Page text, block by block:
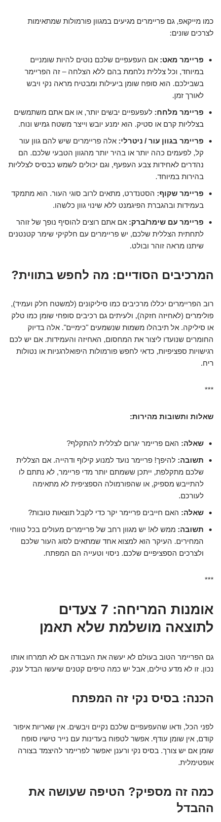
כמו מייקאפ, גם פריימרים מגיעים במגוון פורמולות שמתאימות
לצרכים שונים:
פריימר מאט: אם העפעפיים שלכם נוטים להיות שומניים
במיוחד, וכל צללית נלחמת בהם ללא הצלחה – זה הפריימר
בשבילכם. הוא סופח שומן ביעילות ומבטיח מראה נקי ויבש
לאורך זמן.
פריימר מלחח: לעפעפיים יבשים יותר, או אם אתם משתמשים
בצלליות קרם או סטיק. הוא ימנע יובש וייצר משטח גמיש ונוח.
פריימר בגוון עור / ניטרלי: אלה פריימרים שיש להם גוון עור
קל, לפעמים כהה יותר או בהיר יותר מהגוון הטבעי שלכם. הם
נהדרים לאחידות צבע העפעף, וגם יכולים לשמש כבסיס לצלליות
בהירות במיוחד.
פריימר שקוף: הסטנדרט, מתאים לרוב סוגי העור. הוא מתמקד
בעמידות ובהגברת הפיגמנט ללא שינוי גוון כלשהו.
פריימר עם שימר/ברק: אם אתם רוצים להוסיף נופך של זוהר
לתחתית הצללית שלכם, יש פריימרים עם חלקיקי שימר קטנטנים
שיתנו מראה זוהר ובולט.
המרכיבים הסודיים: מה לחפש בתווית?
רוב הפריימרים יכללו מרכיבים כמו סיליקונים (למשטח חלק ועמיד),
פולימרים (לאחיזה חזקה), ולעיתים גם רכיבים סופחי שומן כמו טלק
או סיליקה. אל תיבהלו משמות שנשמעים "כימיים". אלה בדיוק
החומרים שנועדו ליצור את המחסום, האחיזה והעמידות. אם יש לכם
רגישויות ספציפיות, כדאי לחפש פורמולות היפואלרגניות או נטולות
ריח.
***
שאלות ותשובות מהירות:
שאלה: האם פריימר יגרום לצללית להתקלף?
תשובה: להיפך! פריימר נועד למנוע קילוף ודהייה. אם הצללית
שלכם מתקלפת, ייתכן ששמתם יותר מדי פריימר, לא נתתם לו
להתייבש מספיק, או שהפורמולה הספציפית לא מתאימה
לעורכם.
שאלה: האם חייבים פריימר יקר כדי לקבל תוצאות טובות?
תשובה: ממש לא! יש מגוון רחב של פריימרים מעולים בכל טווחי
המחירים. העיקר הוא למצוא אחד שמתאים לסוג העור שלכם
ולצרכים הספציפיים שלכם. ניסוי וטעייה הם המפתח.
***
אומנות המריחה: 7 צעדים
לתוצאה מושלמת שלא תאמן
גם הפריימר הטוב בעולם לא יעשה את העבודה אם לא תמרחו אותו
נכון. זו לא מדע טילים, אבל יש כמה טיפים קטנים שיעשו הבדל ענק.
הכנה: בסיס נקי זה המפתח
לפני הכל, ודאו שהעפעפיים שלכם נקיים ויבשים. אין שאריות איפור
קודם, אין שומן עודף. אפשר לטפוח בעדינות עם נייר טישיו סופח
שומן אם יש צורך. בסיס נקי ורענן יאפשר לפריימר להיצמד בצורה
אופטימלית.
כמה זה מספיק? הטיפה שעושה את
ההבדל